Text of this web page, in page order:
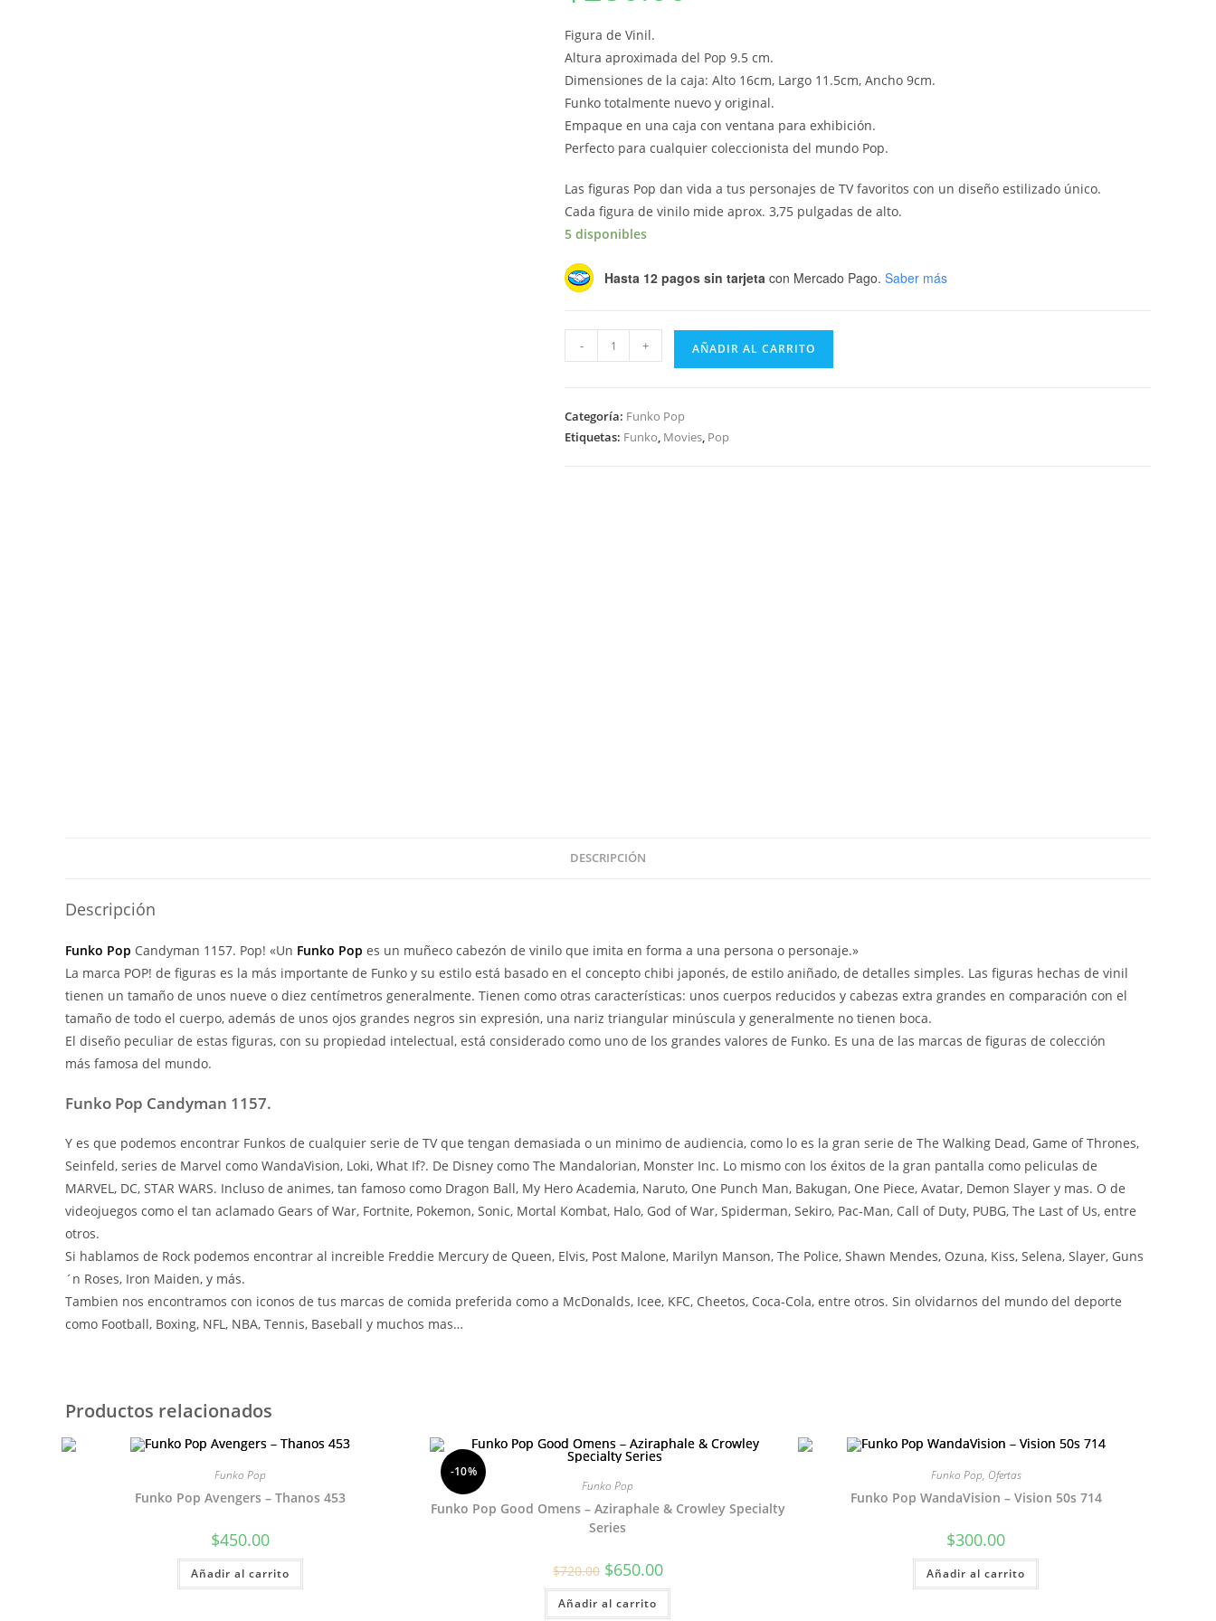
Figura de Vinil.
Altura aproximada del Pop 9.5 cm.
Dimensiones de la caja: Alto 16cm, Largo 11.5cm, Ancho 9cm.
Funko totalmente nuevo y original.
Empaque en una caja con ventana para exhibición.
Perfecto para cualquier coleccionista del mundo Pop.
Las figuras Pop dan vida a tus personajes de TV favoritos con un diseño estilizado único.
Cada figura de vinilo mide aprox. 3,75 pulgadas de alto.
5 disponibles
Hasta 12 pagos sin tarjeta con Mercado Pago. Saber más
Pop
Candyman:
Candyman
- + AÑADIR AL CARRITO
Categoría: Funko Pop
Etiquetas: Funko, Movies, Pop
DESCRIPCIÓN
Descripción
Funko Pop Candyman 1157. Pop! «Un Funko Pop es un muñeco cabezón de vinilo que imita en forma a una persona o personaje.»
La marca POP! de figuras es la más importante de Funko y su estilo está basado en el concepto chibi japonés, de estilo aniñado, de detalles simples. Las figuras hechas de vinil
tienen un tamaño de unos nueve o diez centímetros generalmente. Tienen como otras características: unos cuerpos reducidos y cabezas extra grandes en comparación con el
tamaño de todo el cuerpo, además de unos ojos grandes negros sin expresión, una nariz triangular minúscula y generalmente no tienen boca.
El diseño peculiar de estas figuras, con su propiedad intelectual, está considerado como uno de los grandes valores de Funko. Es una de las marcas de figuras de colección
más famosa del mundo.
Funko Pop Candyman 1157.
Y es que podemos encontrar Funkos de cualquier serie de TV que tengan demasiada o un minimo de audiencia, como lo es la gran serie de The Walking Dead, Game of Thrones,
Seinfeld, series de Marvel como WandaVision, Loki, What If?. De Disney como The Mandalorian, Monster Inc. Lo mismo con los éxitos de la gran pantalla como peliculas de
MARVEL, DC, STAR WARS. Incluso de animes, tan famoso como Dragon Ball, My Hero Academia, Naruto, One Punch Man, Bakugan, One Piece, Avatar, Demon Slayer y mas. O de
videojuegos como el tan aclamado Gears of War, Fortnite, Pokemon, Sonic, Mortal Kombat, Halo, God of War, Spiderman, Sekiro, Pac-Man, Call of Duty, PUBG, The Last of Us, entre
otros.
Si hablamos de Rock podemos encontrar al increible Freddie Mercury de Queen, Elvis, Post Malone, Marilyn Manson, The Police, Shawn Mendes, Ozuna, Kiss, Selena, Slayer, Guns
´n Roses, Iron Maiden, y más.
Tambien nos encontramos con iconos de tus marcas de comida preferida como a McDonalds, Icee, KFC, Cheetos, Coca-Cola, entre otros. Sin olvidarnos del mundo del deporte
como Football, Boxing, NFL, NBA, Tennis, Baseball y muchos mas…
Productos relacionados
Funko Pop
Funko Pop Avengers – Thanos 453
$450.00
Añadir al carrito
-10%
Funko Pop
Funko Pop Good Omens – Aziraphale & Crowley Specialty
Series
$720.00 El
precio
original
era:
$720.00.
$650.00El
precio
actual
$650.00.
Añadir al carrito
Funko Pop, Ofertas
Funko Pop WandaVision – Vision 50s 714
$300.00
Añadir al carrito